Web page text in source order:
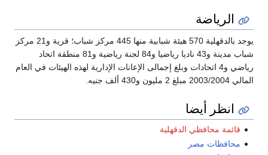
الرياضة
يوجد بالدقهلية 570 هيئة شبابية منها 445 مركز شباب؛ قرية و21 مركز
شباب مدينة و43 ناديا رياضيا و84 لجنة رياضية و81 منطقة اتحاد
رياضي و4 اتحادات وبلغ إجمالى الإعانات الإدارية لهذه الهيئات في العام
المالي 2003/2004 مبلغ 2 مليون و430 ألف جنيه.
انظر أيضا
قائمة محافظي الدقهلية
محافظات مصر